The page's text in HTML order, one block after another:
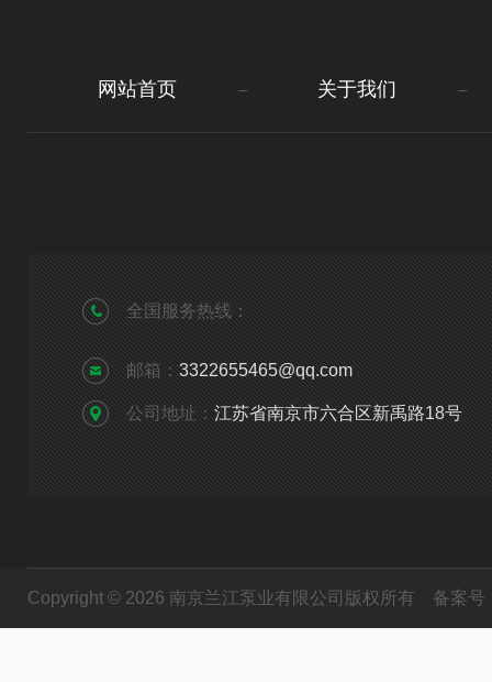
网站首页 关于我们
全国服务热线：
邮箱： 3322655465@qq.com
公司地址： 江苏省南京市六合区新禹路18号
Copyright © 2026 南京兰江泵业有限公司版权所有 备案号